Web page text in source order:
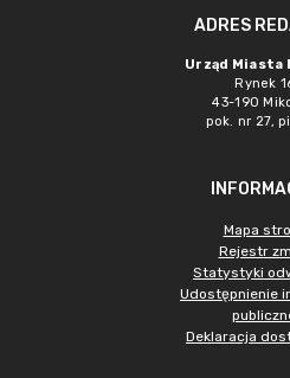
ADRES
Urząd Miasta
Rynek
43-190
pok. nr 27,
Mapa
Rejestr
Statystyki
Udostępnienie
Deklaracja